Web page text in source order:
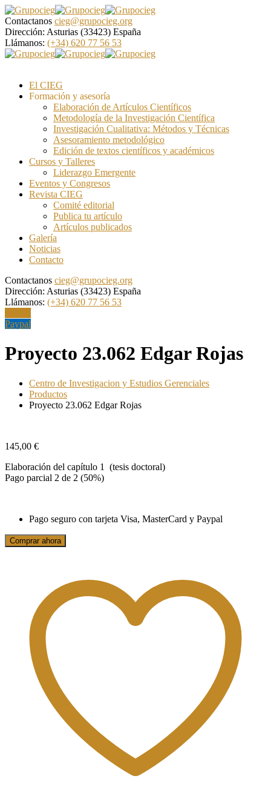
Contactanos cieg@grupocieg.org
Dirección: Asturias (33423) España
Llámanos: (+34) 620 77 56 53
El CIEG
Formación y asesoría
Elaboración de Artículos Científicos
Metodología de la Investigación Científica
Investigación Cualitativa: Métodos y Técnicas
Asesoramiento metodológico
Edición de textos científicos y académicos
Cursos y Talleres
Liderazgo Emergente
Eventos y Congresos
Revista CIEG
Comité editorial
Publica tu artículo
Artículos publicados
Galería
Noticias
Contacto
Contactanos cieg@grupocieg.org
Dirección: Asturias (33423) España
Llámanos: (+34) 620 77 56 53
Paypal
Proyecto 23.062 Edgar Rojas
Centro de Investigacion y Estudios Gerenciales
Productos
Proyecto 23.062 Edgar Rojas
145,00 €
Elaboración del capítulo 1 (tesis doctoral)
Pago parcial 2 de 2 (50%)
Pago seguro con tarjeta Visa, MasterCard y Paypal
Proyecto
23.062
Comprar ahora